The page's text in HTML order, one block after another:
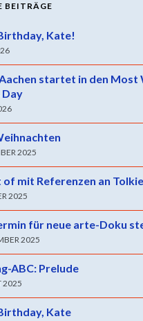
BEITRÄGE
Kate!
Aachen startet in den
Day
2025
of mit Referenzen an
2025
für neue arte-Doku
2025
ABC: Prelude
2025
Kate